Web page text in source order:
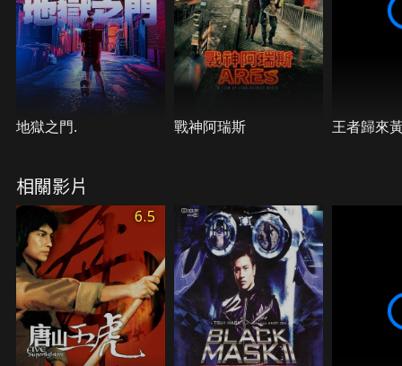
地獄之門. 戰神阿瑞斯 王者歸來
相關影片
6.5